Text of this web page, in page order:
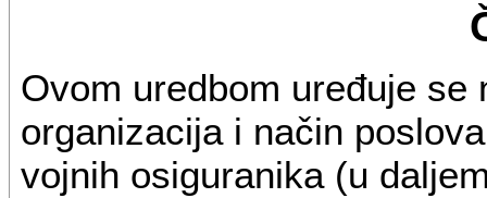
Ovom uredbom uređuje se
organizacija i način
vojnih osiguranika (u